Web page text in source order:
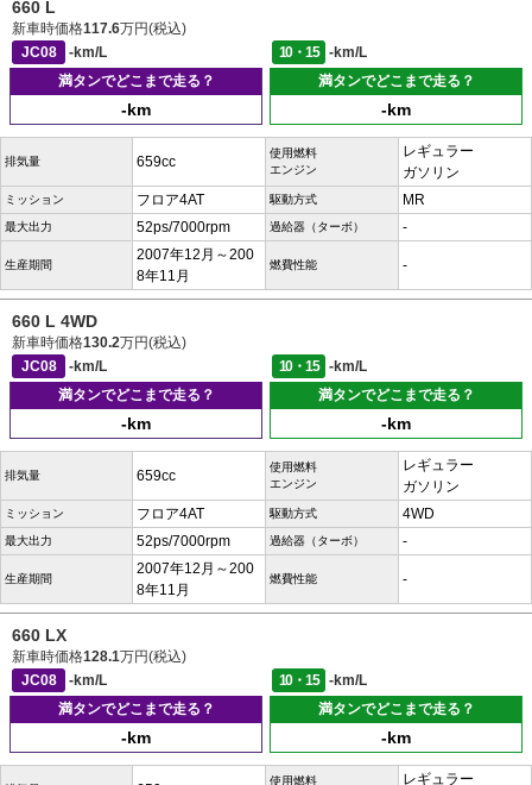
660 L
新車時価格117.6万円(税込)
JC08
-km/L 10・15
-km/L
満タンでどこまで走る？
-km
満タンでどこまで走る？
-km
排気量 659cc
使用燃料
エンジン
レギュラー
ガソリン
ミッション フロア4AT 駆動方式 MR
最大出力 52ps/7000rpm 過給器（ターボ） -
生産期間
2007年12月～200
8年11月
燃費性能 -
660 L 4WD
新車時価格130.2万円(税込)
JC08
-km/L 10・15
-km/L
満タンでどこまで走る？
-km
満タンでどこまで走る？
-km
排気量 659cc
使用燃料
エンジン
レギュラー
ガソリン
ミッション フロア4AT 駆動方式 4WD
最大出力 52ps/7000rpm 過給器（ターボ） -
生産期間
2007年12月～200
8年11月
燃費性能 -
660 LX
新車時価格128.1万円(税込)
JC08
-km/L 10・15
-km/L
満タンでどこまで走る？
-km
満タンでどこまで走る？
-km
使用燃料 レギュラー